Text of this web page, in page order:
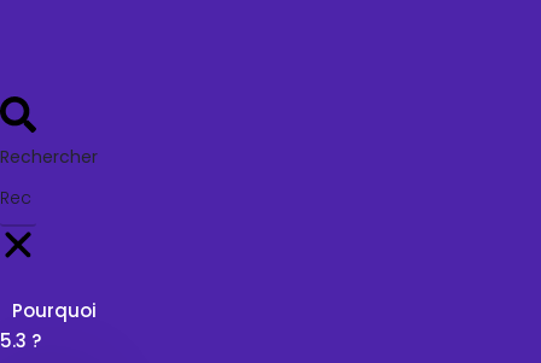
Rechercher
Pourquoi
5.3 ?